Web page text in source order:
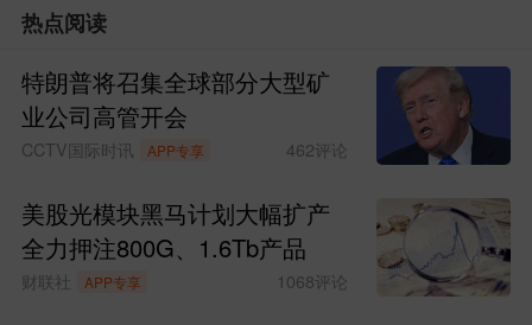
热点阅读
特朗普将召集全球部分大型矿
业公司高管开会
CCTV国际时讯 APP专享 462评论
美股光模块黑马计划大幅扩产
全力押注800G、1.6Tb产品
财联社 APP专享 1068评论